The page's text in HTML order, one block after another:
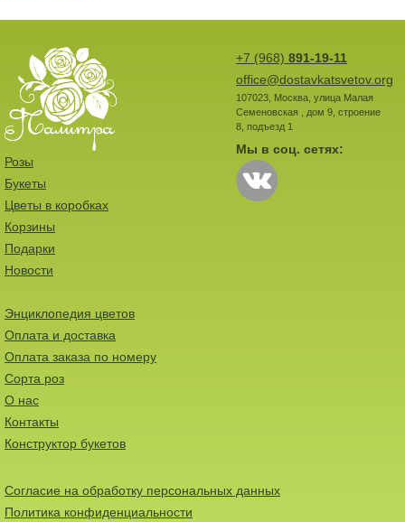
+7 (968) 891-19-11
office@dostavkatsvetov.org
107023, Москва, улица Малая
Семеновская , дом 9, строение
8, подъезд 1
Мы в соц. сетях:
Розы
Букеты
Цветы в коробках
Корзины
Подарки
Новости
Энциклопедия цветов
Оплата и доставка
Оплата заказа по номеру
Сорта роз
О нас
Контакты
Конструктор букетов
Согласие на обработку персональных данных
Политика конфиденциальности